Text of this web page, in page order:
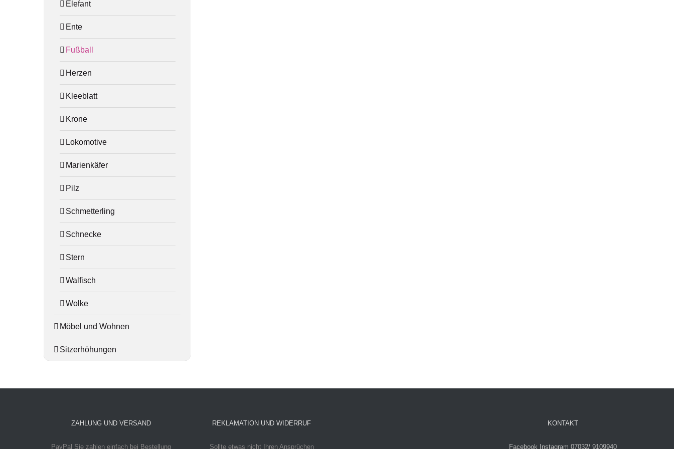
Elefant
Ente
Fußball
Herzen
Kleeblatt
Krone
Lokomotive
Marienkäfer
Pilz
Schmetterling
Schnecke
Stern
Walfisch
Wolke
Möbel und Wohnen
Sitzerhöhungen
ZAHLUNG UND VERSAND
PayPal Sie zahlen einfach bei Bestellung
REKLAMATION UND WIDERRUF
Sollte etwas nicht Ihren Ansprüchen
KONTAKT
Facebook Instagram 07032/ 9109940